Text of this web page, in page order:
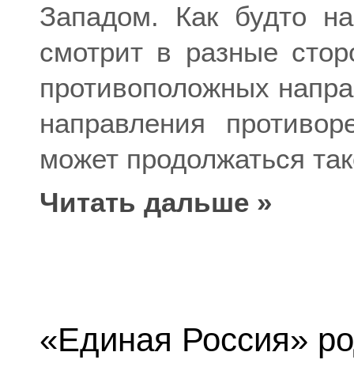
Западом. Как будто
смотрит в разные
противоположных
направления
может продолжаться
Читать дальше »
«Единая Россия»